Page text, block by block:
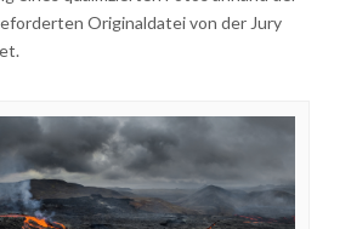
Originaldatei von der Jury